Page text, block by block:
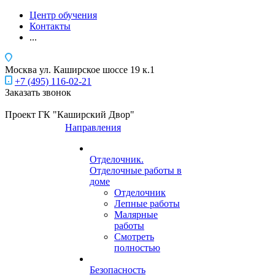
Центр обучения
Контакты
...
Москва ул. Каширское шоссе 19 к.1
+7 (495) 116-02-21
Заказать звонок
Проект ГК "Каширский Двор"
Направления
Отделочник.
Отделочные работы в
доме
Отделочник
Лепные работы
Малярные
работы
Смотреть
полностью
Безопасность